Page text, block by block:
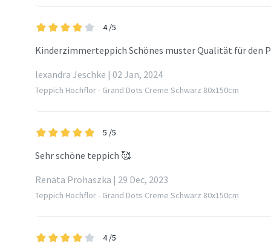
4 /5
Kinderzimmerteppich Schönes muster Qualität für den
lexandra Jeschke | 02 Jan, 2024
Teppich Hochflor - Grand Dots Creme Schwarz 80x150cm
5 /5
Sehr schöne teppich 🥰
Renata Prohaszka | 29 Dec, 2023
Teppich Hochflor - Grand Dots Creme Schwarz 80x150cm
4 /5